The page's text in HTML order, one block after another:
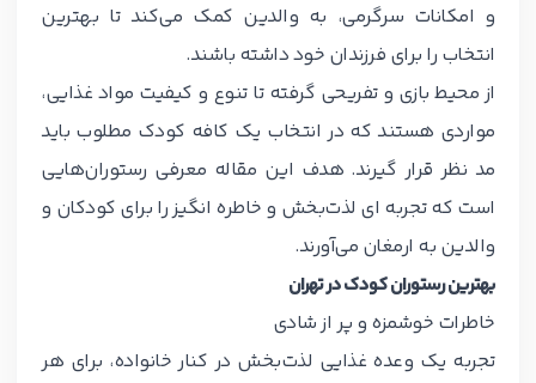
و امکانات سرگرمی، به والدین کمک می‌کند تا بهترین
انتخاب را برای فرزندان خود داشته باشند.
از محیط بازی و تفریحی گرفته تا تنوع و کیفیت مواد غذایی،
مواردی هستند که در انتخاب یک کافه کودک مطلوب باید
مد نظر قرار گیرند. هدف این مقاله معرفی رستوران‌هایی
است که تجربه ای لذت‌بخش و خاطره انگیز را برای کودکان و
والدین به ارمغان می‌آورند.
بهترین رستوران کودک در تهران
خاطرات خوشمزه و پر از شادی
تجربه یک وعده غذایی لذت‌بخش در کنار خانواده، برای هر